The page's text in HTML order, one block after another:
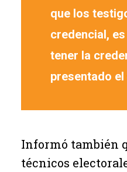
que los
credencial,
tener la
presentado el
Informó también
técnicos